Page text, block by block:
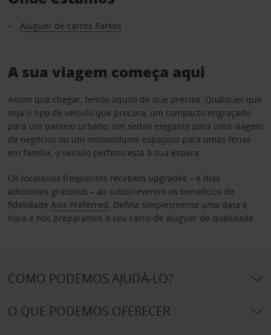
Aluguer de carros Parkes
A sua viagem começa aqui
Assim que chegar, temos aquilo de que precisa. Qualquer que
seja o tipo de veículo que procura, um compacto engraçado
para um passeio urbano, um sedan elegante para uma viagem
de negócios ou um monovolume espaçoso para umas férias
em família, o veículo perfeito está à sua espera.
Os locatários frequentes recebem upgrades – e dias
adicionais gratuitos – ao subscreverem os benefícios de
fidelidade Avis Preferred. Defina simplesmente uma data e
hora e nós preparamos o seu carro de aluguer de qualidade.
COMO PODEMOS AJUDÁ-LO?
O QUE PODEMOS OFERECER